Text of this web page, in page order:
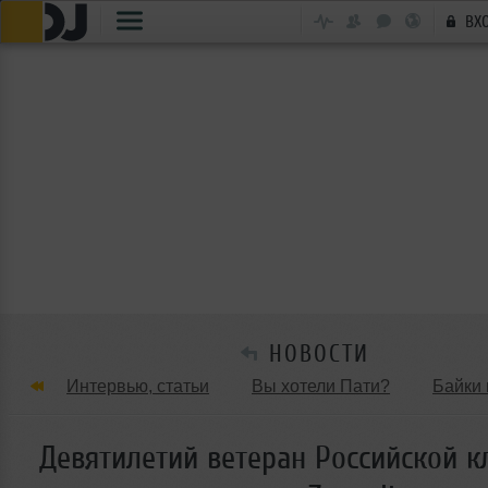
НОВОСТИ
Интервью, статьи Вы хотели Пати? Байки
Танцевальные стили Обзоры Вечеринок и
Девятилетий ветеран Российской